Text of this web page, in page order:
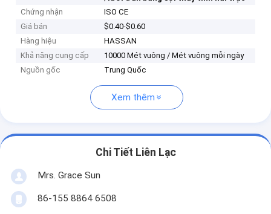
Chứng nhận
ISO CE
Giá bán
$0.40-$0.60
Hàng hiệu
HASSAN
Khả năng cung cấp
10000 Mét vuông / Mét vuông mỗi ngày
Nguồn gốc
Trung Quốc
Xem thêm
Chi Tiết Liên Lạc
Mrs. Grace Sun
86-155 8864 6508